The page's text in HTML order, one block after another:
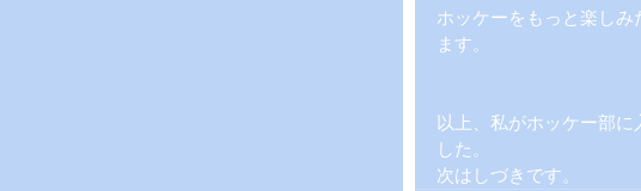
ホッケーをもっと楽し
ます。
以上、私がホッケー部
した。
次はしづきです。